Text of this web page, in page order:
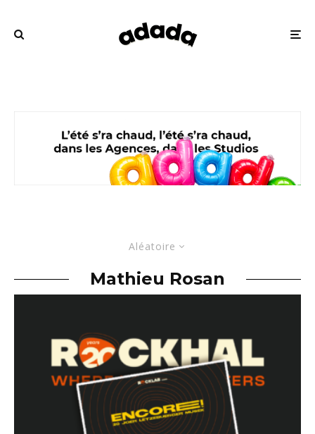
Aléatoire
Mathieu Rosan